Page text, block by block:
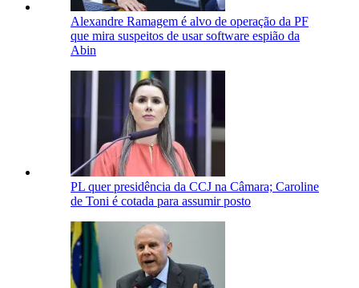
Alexandre Ramagem é alvo de operação da PF
que mira suspeitos de usar software espião da
Abin
PL quer presidência da CCJ na Câmara; Caroline
de Toni é cotada para assumir posto